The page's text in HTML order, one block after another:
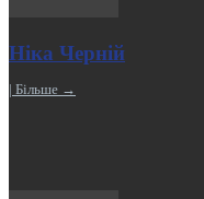
Ніка Черній
| Більше →